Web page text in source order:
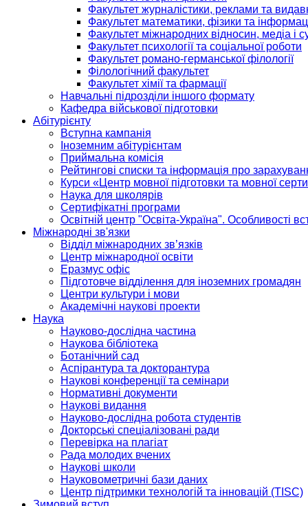
Факультет журналістики, реклами та
Факультет математики, фізики та
Факультет міжнародних відносин, медіа і
Факультет психології та соціальної роботи
Факультет романо-германської філології
Філологічний факультет
Факультет хімії та фармації
Навчальні підрозділи іншого формату
Кафедра військової підготовки
Абітурієнту
Вступна кампанія
Іноземним абітурієнтам
Приймальна комісія
Рейтингові списки та інформація про
Курси «Центр мовної підготовки та мовної
Наука для школярів
Сертифікатні програми
Освітній центр "Освіта-Україна". Особливості
Міжнародні зв'язки
Відділ міжнародних зв’язків
Центр міжнародної освіти
Еразмус офіс
Підготовче відділення для іноземних громадян
Центри культури і мови
Академічні наукові проекти
Наука
Науково-дослідна частина
Наукова бібліотека
Ботанічний сад
Аспірантура та докторантура
Наукові конференції та семінари
Нормативні документи
Наукові видання
Науково-дослідна робота студентів
Докторські спеціалізовані ради
Перевірка на плагіат
Рада молодих вчених
Наукові школи
Науковометричні бази даних
Центр підтримки технологій та інновацій (TISC)